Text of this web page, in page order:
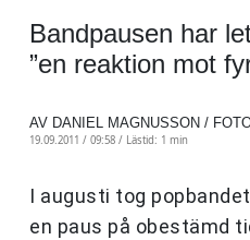
Bandpausen har
”en reaktion mot
AV DANIEL MAGNUSSON /
19.09.2011 / 09:58 / Lästid: 1 min
I augusti tog
en paus på obestämd